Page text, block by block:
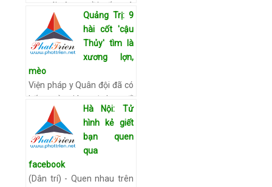
con gái cùng ngồi uống cà
phê bên hồ ở TP.Cần Thơ
được xác định là chồng, đã
đăng ký kết hôn được 4
năm nhưng chưa tổ chức
cư…Xem chi tiết
Quảng Trị: 9
hài cốt 'cậu
Thủy' tìm là
xương lợn,
mèo
Viện pháp y Quân đội đã có
kết quả giám định cuối
cùng gửi các cơ các quan
chức năng Quảng Trị. Kết
quả này cho thấy 9 hài cốt
mà “cậu Thủy” tìm và c…
Xem chi tiết
Hà Nội: Tử
hình kẻ giết
bạn quen
qua
facebook
(Dân trí) - Quen nhau trên